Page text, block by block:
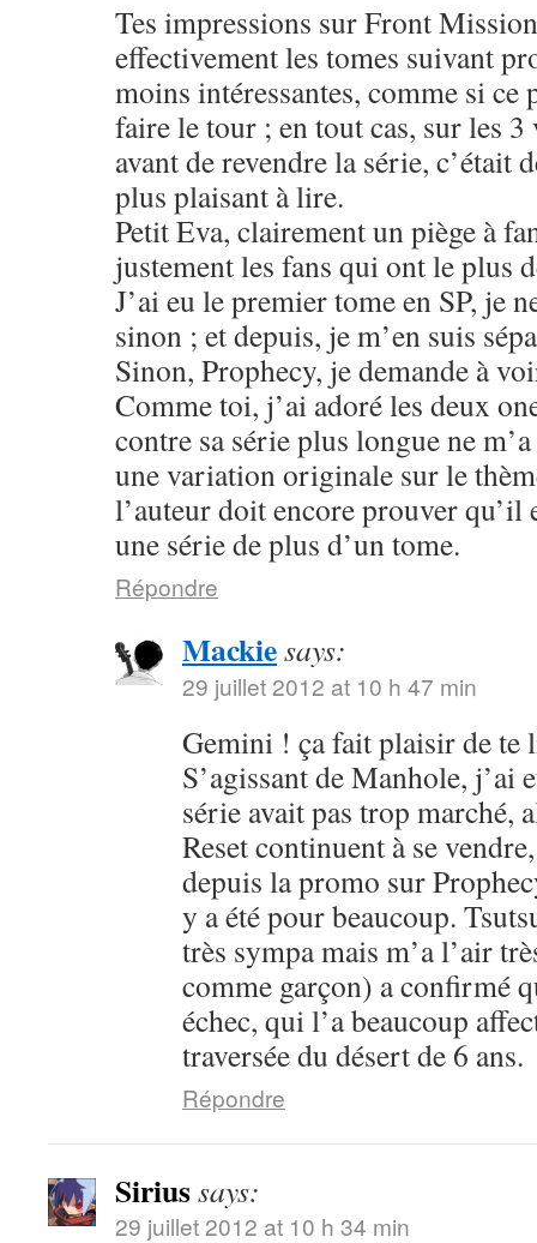
Tes impressions sur Front
effectivement les tomes suivant
moins intéressantes, comme si
faire le tour ; en tout cas, sur les
avant de revendre la série, c’était
plus plaisant à lire.
Petit Eva, clairement un piège à
justement les fans qui ont le plus
J’ai eu le premier tome en SP, je
sinon ; et depuis, je m’en suis
Sinon, Prophecy, je demande à
Comme toi, j’ai adoré les deux
contre sa série plus longue ne
une variation originale sur le
l’auteur doit encore prouver qu’il
une série de plus d’un tome.
Répondre
Mackiesays:
29 juillet 2012 at 10 h 47 min
Gemini ! ça fait plaisir de te
S’agissant de Manhole,
série avait pas trop marché,
Reset continuent à se
depuis la promo sur
y a été pour beaucoup.
très sympa mais m’a l’air
comme garçon) a confirmé
échec, qui l’a beaucoup
traversée du désert de 6 ans.
Répondre
Siriussays:
29 juillet 2012 at 10 h 34 min